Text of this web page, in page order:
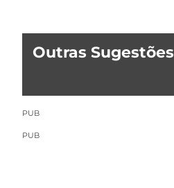
Outras Sugestões
PUB
PUB